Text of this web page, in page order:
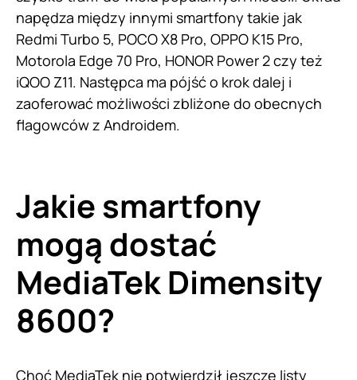
napędza między innymi smartfony takie jak
Redmi Turbo 5, POCO X8 Pro, OPPO K15 Pro,
Motorola Edge 70 Pro, HONOR Power 2 czy też
iQOO Z11. Następca ma pójść o krok dalej i
zaoferować możliwości zbliżone do obecnych
flagowców z Androidem.
Jakie smartfony
mogą dostać
MediaTek Dimensity
8600?
Choć MediaTek nie potwierdził jeszcze listy